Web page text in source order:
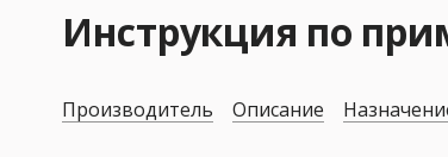
Инструкция по
Производитель Описание